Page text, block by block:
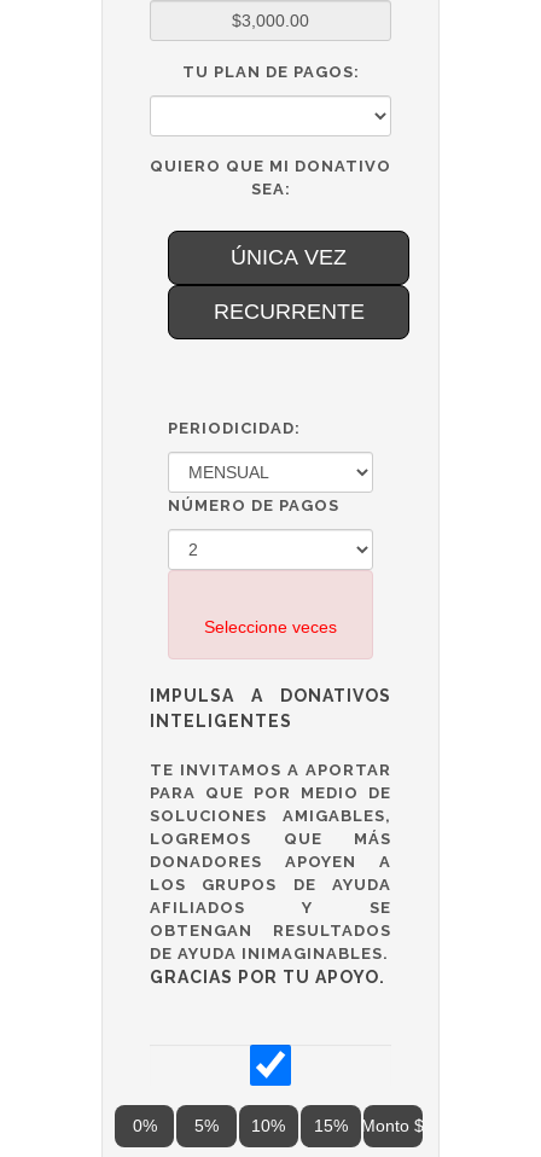
TU PLAN DE PAGOS:
QUIERO QUE MI DONATIVO
SEA:
ÚNICA VEZ
RECURRENTE
PERIODICIDAD:
NÚMERO DE PAGOS
Seleccione veces
IMPULSA A DONATIVOS
INTELIGENTES
TE INVITAMOS A APORTAR
PARA QUE POR MEDIO DE
SOLUCIONES AMIGABLES,
LOGREMOS QUE MÁS
DONADORES APOYEN A
LOS GRUPOS DE AYUDA
AFILIADOS Y SE
OBTENGAN RESULTADOS
DE AYUDA INIMAGINABLES.
GRACIAS POR TU APOYO.
0% 5% 10% 15% Monto $